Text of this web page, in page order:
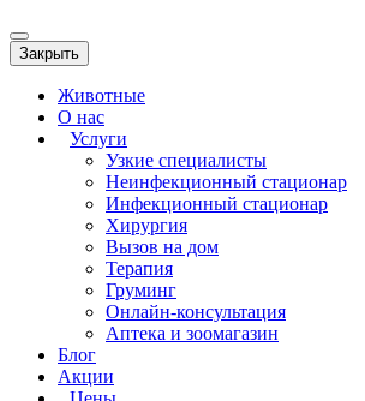
Закрыть
Животные
О нас
Услуги
Узкие специалисты
Неинфекционный стационар
Инфекционный стационар
Хирургия
Вызов на дом
Терапия
Груминг
Онлайн-консультация
Аптека и зоомагазин
Блог
Акции